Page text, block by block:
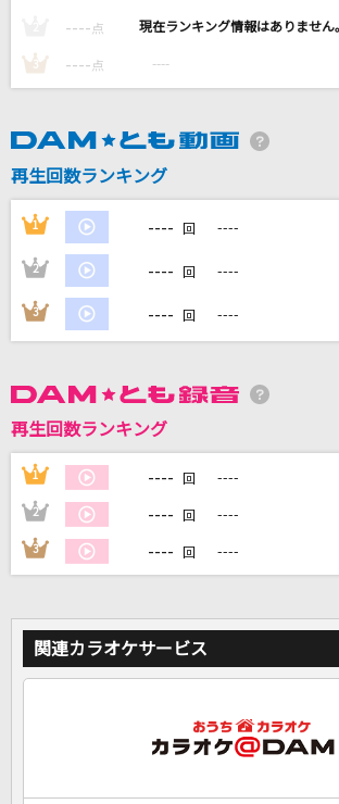
ダーリン
Mr.Children
DAMに会員登録・ログインして
カラオケをもっと楽しもう！
自宅でカラオケ歌い放題！
家族や友達と一緒に！練習にも！
---- 点 ----
3 ---- 点 ----
再生回数ランキング
1 ---- 回 ----
2 ---- 回 ----
3 ---- 回 ----
再生回数ランキング
1 ---- 回 ----
2 ---- 回 ----
3 ---- 回 ----
関連カラオケサービス